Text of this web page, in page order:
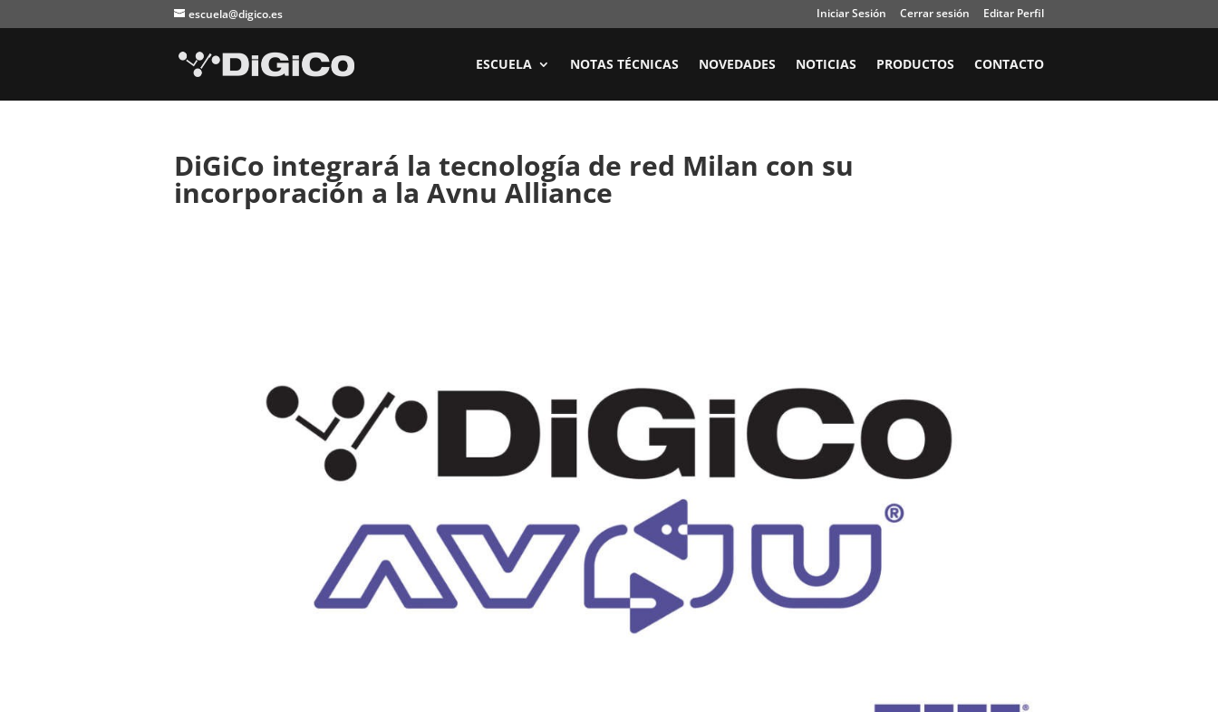
escuela@digico.es Iniciar Sesión Cerrar sesión Editar Perfil
ESCUELA NOTAS TÉCNICAS NOVEDADES NOTICIAS PRODUCTOS CONTACTO
DiGiCo integrará la tecnología de red Milan con su
incorporación a la Avnu Alliance